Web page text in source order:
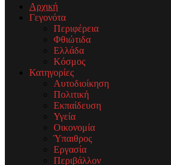
Αρχική
Γεγονότα
Περιφέρεια
Φθιώτιδα
Ελλάδα
Κόσμος
Κατηγορίες
Αυτοδιοίκηση
Πολιτική
Εκπαίδευση
Υγεία
Οικονομία
Ύπαιθρος
Εργασία
Περιβάλλον